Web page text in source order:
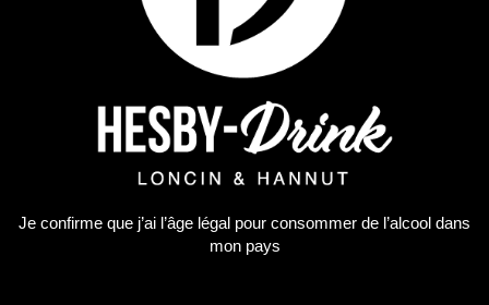
Le Comptoir Africain
Poivre Noir de Lampong
Je confirme que j’ai l’âge légal pour consommer de l’alcool dans
mon pays